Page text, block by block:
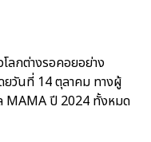
ลกต่างรอคอยอย่าง
วันที่ 14 ตุลาคม ทางผู้
MAMA ปี 2024 ทั้งหมด